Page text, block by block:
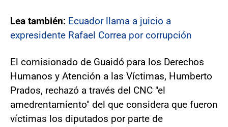
Lea también: Ecuador llama a juicio a
expresidente Rafael Correa por corrupción
El comisionado de Guaidó para los Derechos
Humanos y Atención a las Víctimas, Humberto
Prados, rechazó a través del CNC "el
amedrentamiento" del que considera que fueron
víctimas los diputados por parte de